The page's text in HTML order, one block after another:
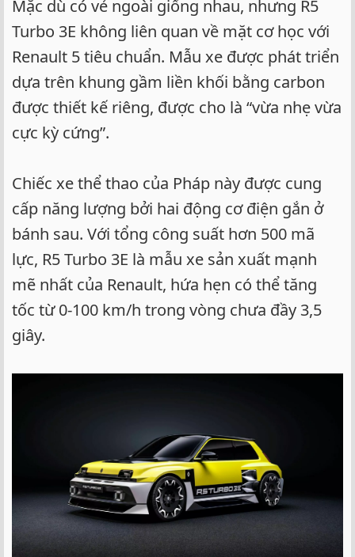
Mặc dù có vẻ ngoài giống nhau, nhưng R5
Turbo 3E không liên quan về mặt cơ học với
Renault 5 tiêu chuẩn. Mẫu xe được phát triển
dựa trên khung gầm liền khối bằng carbon
được thiết kế riêng, được cho là “vừa nhẹ vừa
cực kỳ cứng”.
Chiếc xe thể thao của Pháp này được cung
cấp năng lượng bởi hai động cơ điện gắn ở
bánh sau. Với tổng công suất hơn 500 mã
lực, R5 Turbo 3E là mẫu xe sản xuất mạnh
mẽ nhất của Renault, hứa hẹn có thể tăng
tốc từ 0-100 km/h trong vòng chưa đầy 3,5
giây.